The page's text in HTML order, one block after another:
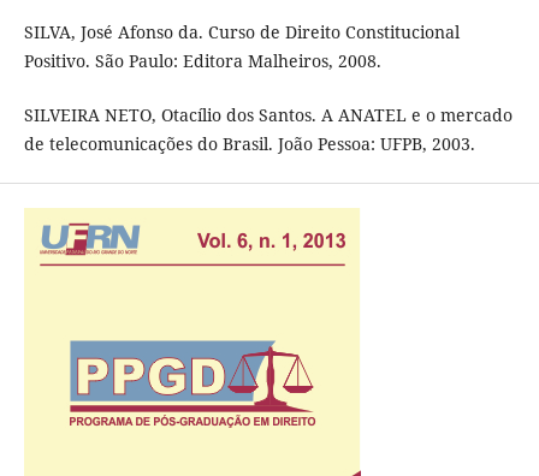
SILVA, José Afonso da. Curso de Direito Constitucional
Positivo. São Paulo: Editora Malheiros, 2008.
SILVEIRA NETO, Otacílio dos Santos. A ANATEL e o mercado
de telecomunicações do Brasil. João Pessoa: UFPB, 2003.